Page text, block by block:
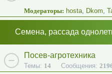
Модераторы: hosta, Dkom,
Семена, рассада
Посев-агротехника
Темы: 14 Сообщения: